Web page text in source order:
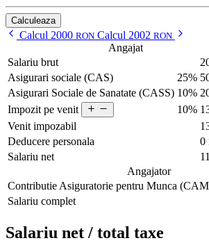
Calculeaza
Calcul 2000 RON Calcul 2002 RON
Angajat
Salariu brut
Asigurari sociale (CAS) 25%
Asigurari Sociale de Sanatate (CASS) 10%
Impozit pe venit 10%
Venit impozabil
Deducere personala 0
Salariu net
Angajator
Contributie Asiguratorie pentru Munca
Salariu complet
Salariu net / total taxe